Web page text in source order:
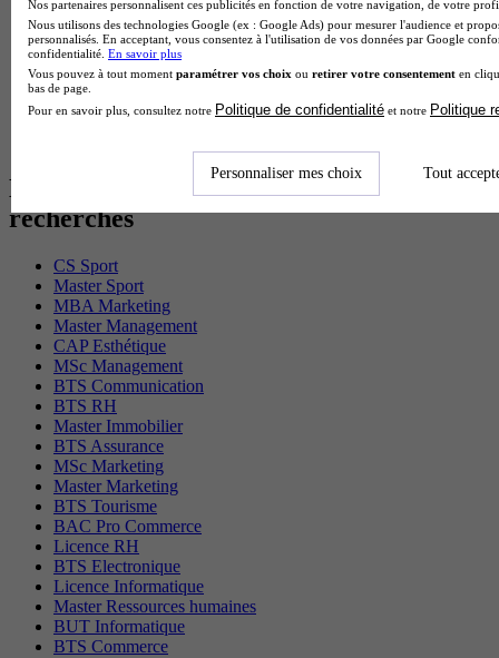
BTS Gpn en alternance
BTS Domotique en alternance
BAC Pro Agora en alternance
BTS Sta en alternance
BTS Iris en alternance
BTS Tpl en alternance
Les diplômes par filière les plus
recherchés
CS Sport
Master Sport
MBA Marketing
Master Management
CAP Esthétique
MSc Management
BTS Communication
BTS RH
Master Immobilier
BTS Assurance
MSc Marketing
Master Marketing
BTS Tourisme
BAC Pro Commerce
Licence RH
BTS Electronique
Licence Informatique
Master Ressources humaines
BUT Informatique
BTS Commerce
Nos partenaires personnalisent ces publicités en fonction de votre navigation, de votre
Nous utilisons des technologies Google (ex : Google Ads) pour mesurer l'audience et
personnalisés. En acceptant, vous consentez à l'utilisation de vos données par Google
confidentialité. En savoir plus
Vous pouvez à tout moment paramétrer vos choix ou retirer votre consentement en
bas de page.
Pour en savoir plus, consultez notre Politique de confidentialité et notre Politique
Personnaliser mes choix Tout